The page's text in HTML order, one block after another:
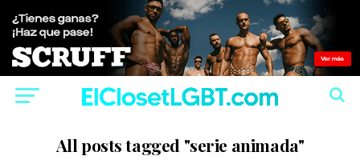
All posts tagged "serie animada"